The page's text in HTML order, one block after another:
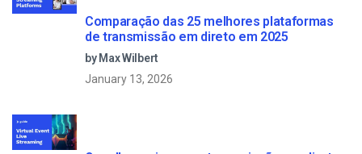
Comparação das 25 melhores plataformas
de transmissão em direto em 2025
by Max Wilbert
January 13, 2026